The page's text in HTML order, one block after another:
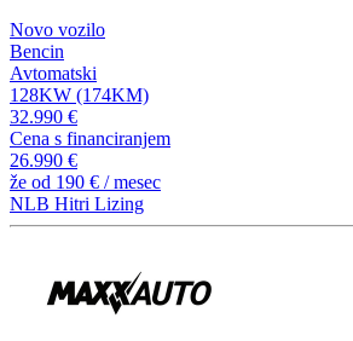
Novo vozilo
Bencin
Avtomatski
128KW (174KM)
32.990 €
Cena s financiranjem
26.990 €
že od 190 € / mesec
NLB Hitri Lizing